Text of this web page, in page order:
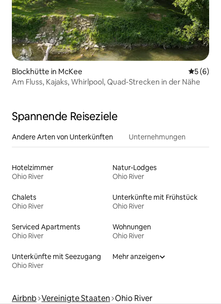
Blockhütte in McKee
5 (6)
Am Fluss, Kajaks, Whirlpool, Quad-Strecken in der Nähe
Spannende Reiseziele
Andere Arten von Unterkünften Unternehmungen
Hotelzimmer
Ohio River
Natur-Lodges
Ohio River
Chalets
Ohio River
Unterkünfte mit Frühstück
Ohio River
Serviced Apartments
Ohio River
Wohnungen
Ohio River
Unterkünfte mit Seezugang
Ohio River
Mehr anzeigen
Airbnb Vereinigte Staaten Ohio River